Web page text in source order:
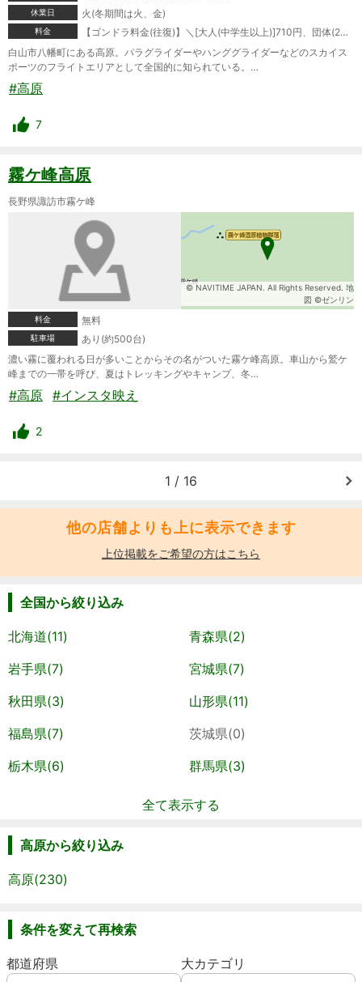
休業日 火(冬期間は火、金)
料金
【ゴンドラ料金(往復)】＼[大人(中学生以上)]710円、団体(20名以上)610円＼[小人]300円、団体(20名以上)250円＼＼【ゴンドラ料金(片道)】＼[大人(中学生以上)]500円、団体(20名以上)400円＼[小人]250円、団体(20名以上)200円
白山市八幡町にある高原。パラグライダーやハンググライダーなどのスカイス
ポーツのフライトエリアとして全国的に知られている。…
#高原
7
霧ケ峰高原
長野県諏訪市霧ケ峰
© NAVITIME JAPAN. All Rights Reserved. 地
図 ©ゼンリン
料金
無料
駐車場
あり(約500台)
濃い霧に覆われる日が多いことからその名がついた霧ケ峰高原。車山から鷲ケ
峰までの一帯を呼び、夏はトレッキングやキャンプ、冬…
#高原 #インスタ映え
2
1 / 16
他の店舗よりも上に表示できます
上位掲載をご希望の方はこちら
全国から絞り込み
北海道(11)
青森県(2)
岩手県(7)
宮城県(7)
秋田県(3)
山形県(11)
福島県(7)
茨城県(0)
栃木県(6)
群馬県(3)
全て表示する
高原から絞り込み
高原(230)
条件を変えて再検索
都道府県 大カテゴリ